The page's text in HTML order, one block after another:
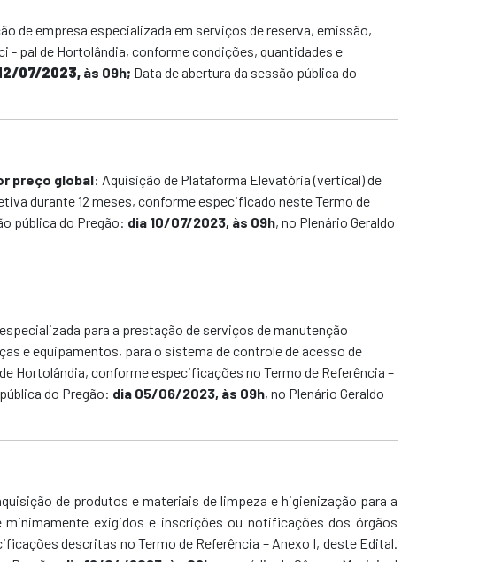
de empresa especializada em serviços de reserva, emissão,
- pal de Hortolândia, conforme condições, quantidades e
07/2023, às 09h; Data de abertura da sessão pública do
preço global: Aquisição de Plataforma Elevatória (vertical) de
durante 12 meses, conforme especificado neste Termo de
pública do Pregão: dia 10/07/2023, às 09h, no Plenário Geraldo
para a prestação de serviços de manutenção
e equipamentos, para o sistema de controle de acesso de
Hortolândia, conforme especificações no Termo de Referência –
do Pregão: dia 05/06/2023, às 09h, no Plenário Geraldo
de produtos e materiais de limpeza e higienização para a
minimamente exigidos e inscrições ou notificações dos órgãos
descritas no Termo de Referência – Anexo I, deste Edital.